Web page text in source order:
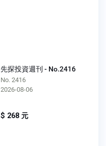
先探投資週刊 - No.2416
No. 2416
2026-08-06
$ 268 元